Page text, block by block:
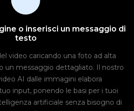
o inserisci un messaggio di
testo
video caricando una foto ad alta
un messaggio dettagliato. Il nostro
AI dalle immagini elabora
input, ponendo le basi per i tuoi
artificiale senza bisogno di